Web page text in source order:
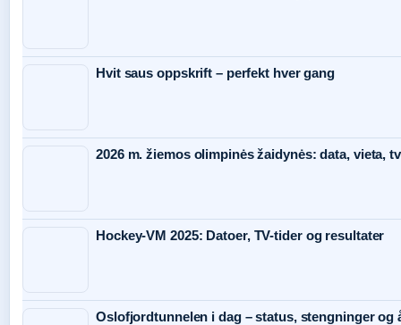
Hvit saus oppskrift – perfekt hver gang
2026 m. žiemos olimpinės žaidynės: data, vieta,
Hockey-VM 2025: Datoer, TV-tider og resultater
Oslofjordtunnelen i dag – status, stengninger og